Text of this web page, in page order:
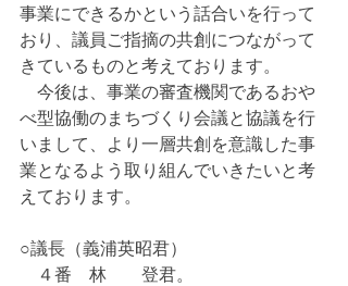
事業にできるかという話合いを行って
おり、議員ご指摘の共創につながって
きているものと考えております。
今後は、事業の審査機関であるおや
べ型協働のまちづくり会議と協議を行
いまして、より一層共創を意識した事
業となるよう取り組んでいきたいと考
えております。
○議長（義浦英昭君）
４番　林　　登君。